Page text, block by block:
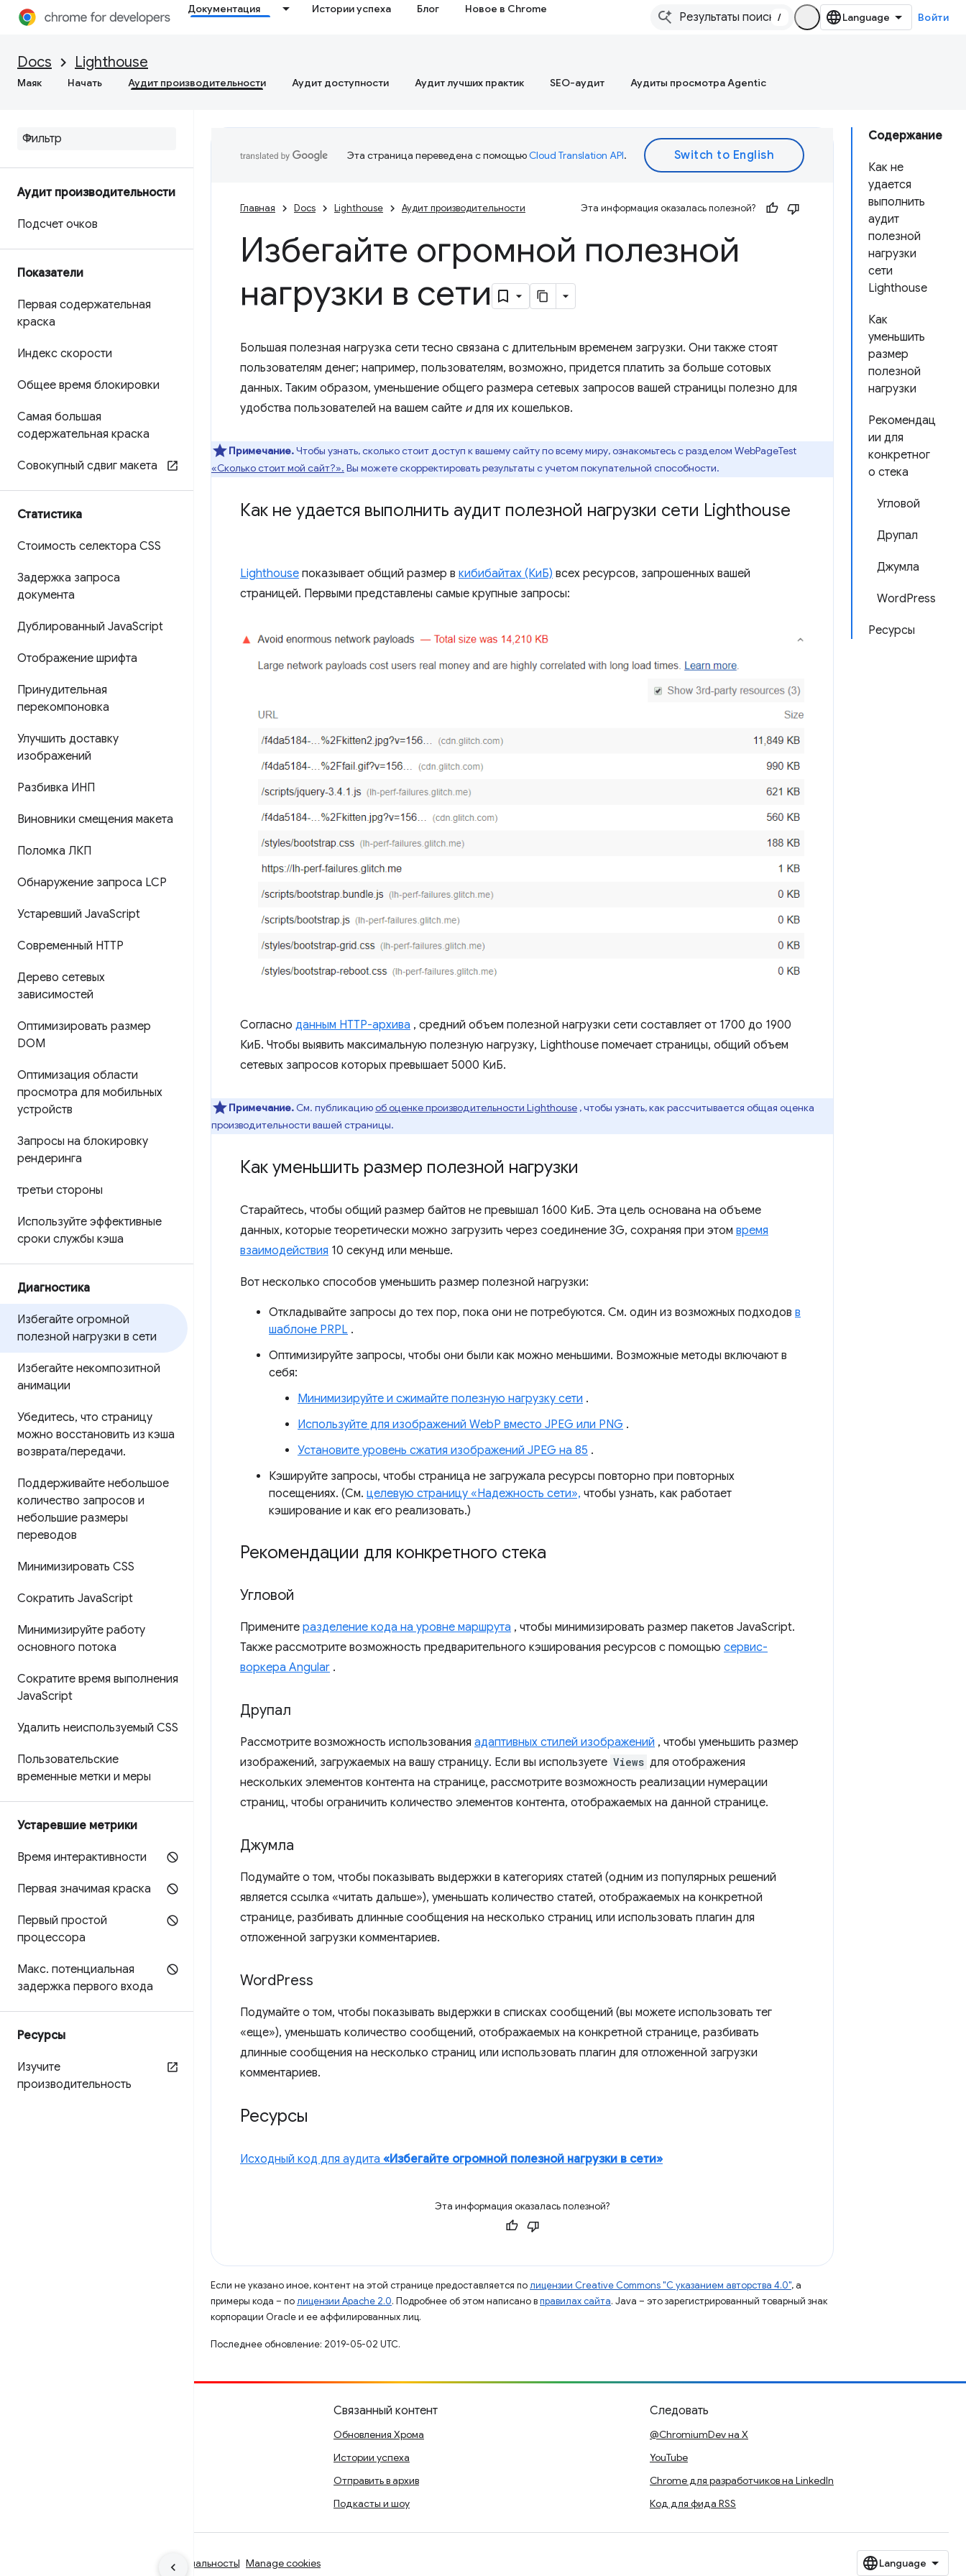
Документация Истории успеха Блог Новое в Chrome
/ Войти
Docs Lighthouse
Маяк Начать Аудит производительности Аудит доступности Аудит лучших практик SEO-аудит Аудиты просмотра Agentic
Аудит производительности
Подсчет очков
Показатели
Первая содержательная
краска
Индекс скорости
Общее время блокировки
Самая большая
содержательная краска
Совокупный сдвиг макета
Статистика
Стоимость селектора CSS
Задержка запроса
документа
Дублированный JavaScript
Отображение шрифта
Принудительная
перекомпоновка
Улучшить доставку
изображений
Разбивка ИНП
Виновники смещения макета
Поломка ЛКП
Обнаружение запроса LCP
Устаревший JavaScript
Современный HTTP
Дерево сетевых
зависимостей
Оптимизировать размер
DOM
Оптимизация области
просмотра для мобильных
устройств
Запросы на блокировку
рендеринга
третьи стороны
Используйте эффективные
сроки службы кэша
Диагностика
Избегайте огромной
полезной нагрузки в сети
Избегайте некомпозитной
анимации
Убедитесь, что страницу
можно восстановить из кэша
возврата/передачи.
Поддерживайте небольшое
количество запросов и
небольшие размеры
переводов
Минимизировать CSS
Сократить JavaScript
Минимизируйте работу
основного потока
Сократите время выполнения
JavaScript
Удалить неиспользуемый CSS
Пользовательские
временные метки и меры
Устаревшие метрики
Время интерактивности
Первая значимая краска
Первый простой
процессора
Макс. потенциальная
задержка первого входа
Ресурсы
Изучите
производительность
Содержание
Как не
удается
выполнить
аудит
полезной
нагрузки
сети
Lighthouse
Как
уменьшить
размер
полезной
нагрузки
Рекомендац
ии для
конкретног
о стека
Угловой
Друпал
Джумла
WordPress
Ресурсы
Эта страница переведена с помощьюCloud Translation API.
Главная Docs Lighthouse Аудит производительности Эта информация оказалась полезной?
Избегайте огромной полезной
нагрузки в сети
Большая полезная нагрузка сети тесно связана с длительным временем загрузки. Они также стоят
пользователям денег; например, пользователям, возможно, придется платить за больше сотовых
данных. Таким образом, уменьшение общего размера сетевых запросов вашей страницы полезно для
удобства пользователей на вашем сайте идля их кошельков.
Примечание.Чтобы узнать, сколько стоит доступ к вашему сайту по всему миру, ознакомьтесь с разделом WebPageTest
«Сколько стоит мой сайт?». Вы можете скорректировать результаты с учетом покупательной способности.
Как не удается выполнить аудит полезной нагрузки сети Lighthouse
Lighthouse показывает общий размер в кибибайтах (КиБ) всех ресурсов, запрошенных вашей
страницей. Первыми представлены самые крупные запросы:
Согласно данным HTTP-архива , средний объем полезной нагрузки сети составляет от 1700 до 1900
КиБ. Чтобы выявить максимальную полезную нагрузку, Lighthouse помечает страницы, общий объем
сетевых запросов которых превышает 5000 КиБ.
Примечание. См. публикациюоб оценке производительности Lighthouse , чтобы узнать, как рассчитывается общая оценка
производительности вашей страницы.
Как уменьшить размер полезной нагрузки
Старайтесь, чтобы общий размер байтов не превышал 1600 КиБ. Эта цель основана на объеме
данных, которые теоретически можно загрузить через соединение 3G, сохраняя при этом время
взаимодействия 10 секунд или меньше.
Вот несколько способов уменьшить размер полезной нагрузки:
Откладывайте запросы до тех пор, пока они не потребуются. См. один из возможных подходов в
шаблоне PRPL .
Оптимизируйте запросы, чтобы они были как можно меньшими. Возможные методы включают в
себя:
Минимизируйте и сжимайте полезную нагрузку сети .
Используйте для изображений WebP вместо JPEG или PNG .
Установите уровень сжатия изображений JPEG на 85 .
Кэшируйте запросы, чтобы страница не загружала ресурсы повторно при повторных
посещениях. (См. целевую страницу «Надежность сети», чтобы узнать, как работает
кэширование и как его реализовать.)
Рекомендации для конкретного стека
Угловой
Примените разделение кода на уровне маршрута , чтобы минимизировать размер пакетов JavaScript.
Также рассмотрите возможность предварительного кэширования ресурсов с помощью сервис-
воркера Angular .
Друпал
Рассмотрите возможность использования адаптивных стилей изображений , чтобы уменьшить размер
изображений, загружаемых на вашу страницу. Если вы используете Views для отображения
нескольких элементов контента на странице, рассмотрите возможность реализации нумерации
страниц, чтобы ограничить количество элементов контента, отображаемых на данной странице.
Джумла
Подумайте о том, чтобы показывать выдержки в категориях статей (одним из популярных решений
является ссылка «читать дальше»), уменьшать количество статей, отображаемых на конкретной
странице, разбивать длинные сообщения на несколько страниц или использовать плагин для
отложенной загрузки комментариев.
WordPress
Подумайте о том, чтобы показывать выдержки в списках сообщений (вы можете использовать тег
«еще»), уменьшать количество сообщений, отображаемых на конкретной странице, разбивать
длинные сообщения на несколько страниц или использовать плагин для отложенной загрузки
комментариев.
Ресурсы
Исходный код для аудита «Избегайте огромной полезной нагрузки в сети»
Эта информация оказалась полезной?
Если не указано иное, контент на этой странице предоставляется полицензии Creative Commons "С указанием авторства 4.0", а
примеры кода – полицензии Apache 2.0. Подробнее об этом написано вправилах сайта. Java – это зарегистрированный товарный знак
корпорации Oracle и ее аффилированных лиц.
Последнее обновление: 2019-05-02 UTC.
Связанный контент
Обновления Хрома
Истории успеха
Отправить в архив
Подкасты и шоу
Следовать
@ChromiumDev на X
YouTube
Chrome для разработчиков на LinkedIn
Код для фида RSS
Конфиденциальность Manage cookies